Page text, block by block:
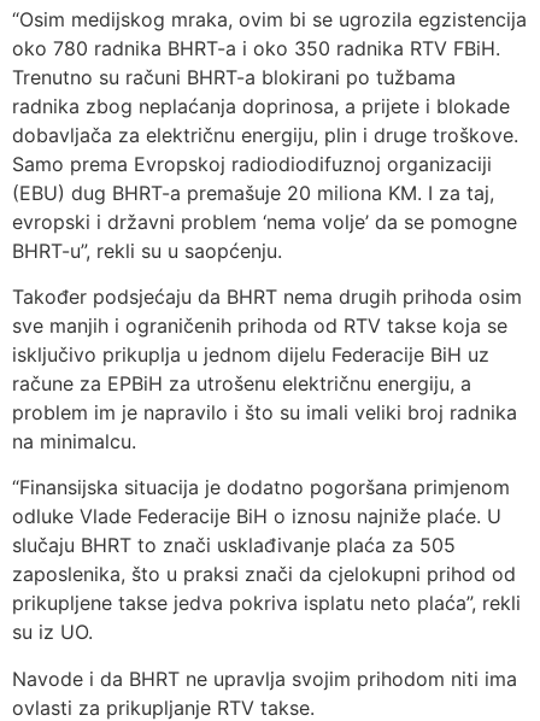
“Osim medijskog mraka, ovim bi se ugrozila egzistencija
oko 780 radnika BHRT-a i oko 350 radnika RTV FBiH.
Trenutno su računi BHRT-a blokirani po tužbama
radnika zbog neplaćanja doprinosa, a prijete i blokade
dobavljača za električnu energiju, plin i druge troškove.
Samo prema Evropskoj radiodiodifuznoj organizaciji
(EBU) dug BHRT-a premašuje 20 miliona KM. I za taj,
evropski i državni problem ‘nema volje’ da se pomogne
BHRT-u”, rekli su u saopćenju.
Također podsjećaju da BHRT nema drugih prihoda osim
sve manjih i ograničenih prihoda od RTV takse koja se
isključivo prikuplja u jednom dijelu Federacije BiH uz
račune za EPBiH za utrošenu električnu energiju, a
problem im je napravilo i što su imali veliki broj radnika
na minimalcu.
“Finansijska situacija je dodatno pogoršana primjenom
odluke Vlade Federacije BiH o iznosu najniže plaće. U
slučaju BHRT to znači usklađivanje plaća za 505
zaposlenika, što u praksi znači da cjelokupni prihod od
prikupljene takse jedva pokriva isplatu neto plaća”, rekli
su iz UO.
Navode i da BHRT ne upravlja svojim prihodom niti ima
ovlasti za prikupljanje RTV takse.